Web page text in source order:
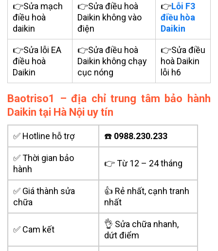
👉Sửa mạch
điều hoà
daikin
👉Sửa điều hoà
Daikin không vào
điện
👉Lỗi F3
điều hòa
Daikin
👉Sửa lỗi EA
điều hoà
Daikin
👉Sửa điều hoà
Daikin không chạy
cục nóng
👉Sửa điều
hoà Daikin
lỗi h6
Baotriso1 – địa chỉ trung tâm bảo hành
Daikin tại Hà Nội uy tín
✅ Hotline hỗ trợ ☎️ 0988.230.233
✅ Thời gian bảo
hành
👉 Từ 12 – 24 tháng
✅ Giá thành sửa
chữa
👍 Rẻ nhất, cạnh tranh
nhất
✅ Cam kết
👌 Sửa chữa nhanh,
dứt điểm